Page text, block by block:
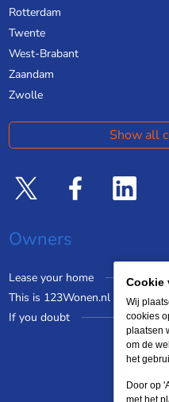
Rotterdam
Twente
West-Brabant
Zaandam
Zwolle
Show all
Owners
Lease your home
This is 123Wonen.nl
If you doubt
Cookie
Wij
cookies
plaatsen
om de
het
Door op
met het